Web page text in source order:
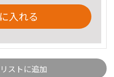
入れる
ストに追加